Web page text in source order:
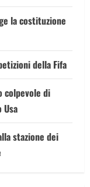
la costituzione
della Fifa
colpevole di
stazione dei